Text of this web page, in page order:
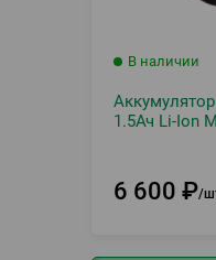
В наличии
1.5Ач Li-Ion
6 600 ₽